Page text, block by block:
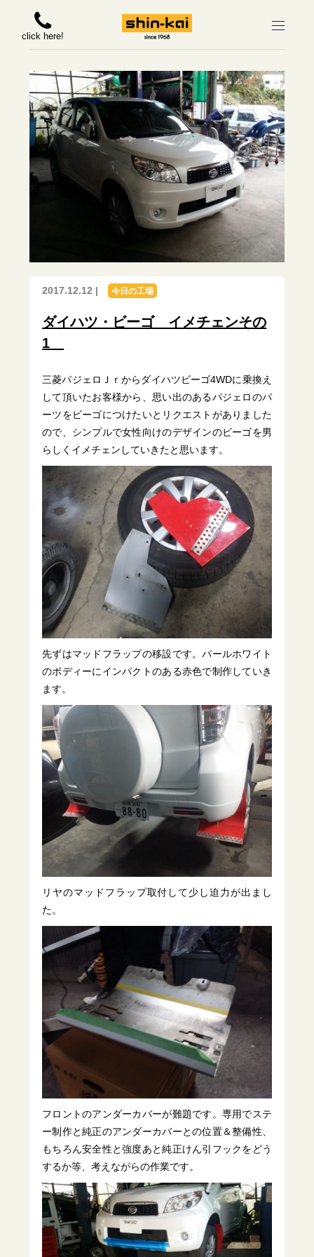
click here!
2017.12.12 | 今日の工場
ダイハツ・ビーゴ イメチェンその
1
三菱パジェロＪｒからダイハツビーゴ4WDに乗換え
して頂いたお客様から、思い出のあるパジェロのパ
ーツをビーゴにつけたいとリクエストがありました
ので、シンプルで女性向けのデザインのビーゴを男
らしくイメチェンしていきたと思います。
先ずはマッドフラップの移設です。パールホワイト
のボディーにインパクトのある赤色で制作していき
ます。
リヤのマッドフラップ取付して少し迫力が出まし
た。
フロントのアンダーカバーが難題です。専用でステ
ー制作と純正のアンダーカバーとの位置＆整備性、
もちろん安全性と強度あと純正けん引フックをどう
するか等、考えながらの作業です。